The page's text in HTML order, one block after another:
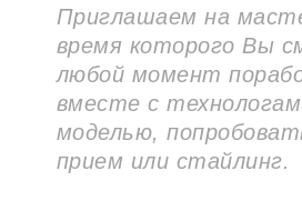
Приглашаем на
время которого Вы
любой момент
вместе с
моделью,
прием или стайлинг.